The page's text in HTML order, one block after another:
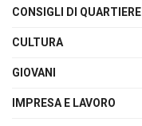
CONSIGLI DI QUARTIERE
CULTURA
GIOVANI
IMPRESA E LAVORO